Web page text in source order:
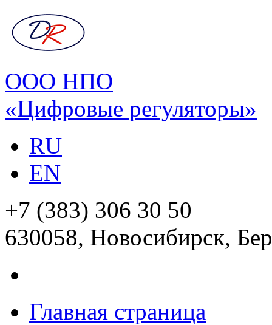
ООО НПО
«Цифровые регуляторы»
RU
EN
+7 (383) 306 30 50
630058, Новосибирск,
Главная страница